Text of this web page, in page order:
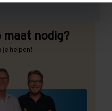
maat nodig?
je helpen!